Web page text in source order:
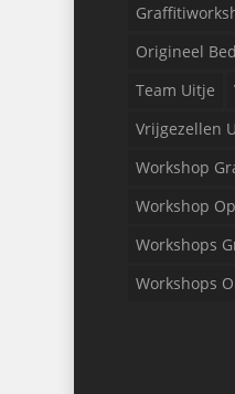
Origineel
Team Uitje
Vrijgezellen
Workshop
Workshop
Workshops
Workshops